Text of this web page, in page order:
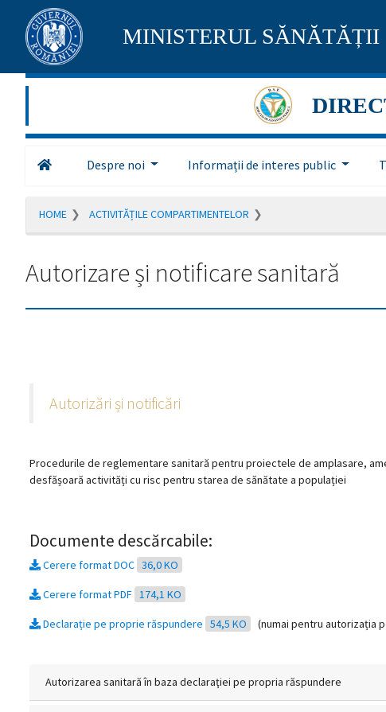
Pagina
maghiară
se
află
construcție
Redirecționare
română
nyelvű
oldal
fejlesztés
van
Átiranyítás
másodpercen
MINISTERUL SĂNĂTĂȚII
Despre noi Informații de interes public
HOME ACTIVITĂȚILE COMPARTIMENTELOR
Autorizare și notificare sanitară
Autorizări și notificări
Procedurile de reglementare sanitară pentru proiectele de amplasare,
desfășoară activități cu risc pentru starea de sănătate a populației
Documente descărcabile:
Cerere format DOC 36,0 KO
Cerere format PDF 174,1 KO
Declarație pe proprie răspundere 54,5 KO (numai pentru autorizația
Autorizarea sanitară în baza declaraţiei pe propria răspundere